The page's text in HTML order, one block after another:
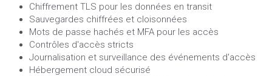
Chiffrement TLS pour les données en transit
Sauvegardes chiffrées et cloisonnées
Mots de passe hachés et MFA pour les accès
Contrôles d'accès stricts
Journalisation et surveillance des événements d'accès
Hébergement cloud sécurisé